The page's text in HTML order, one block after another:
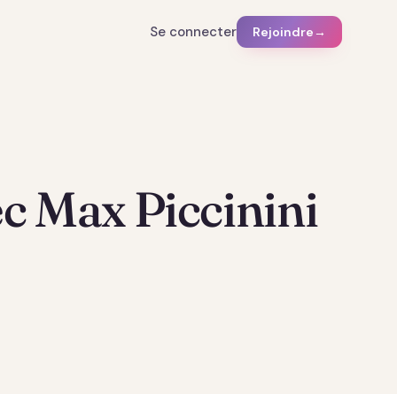
Se connecter Rejoindre →
Max Piccinini